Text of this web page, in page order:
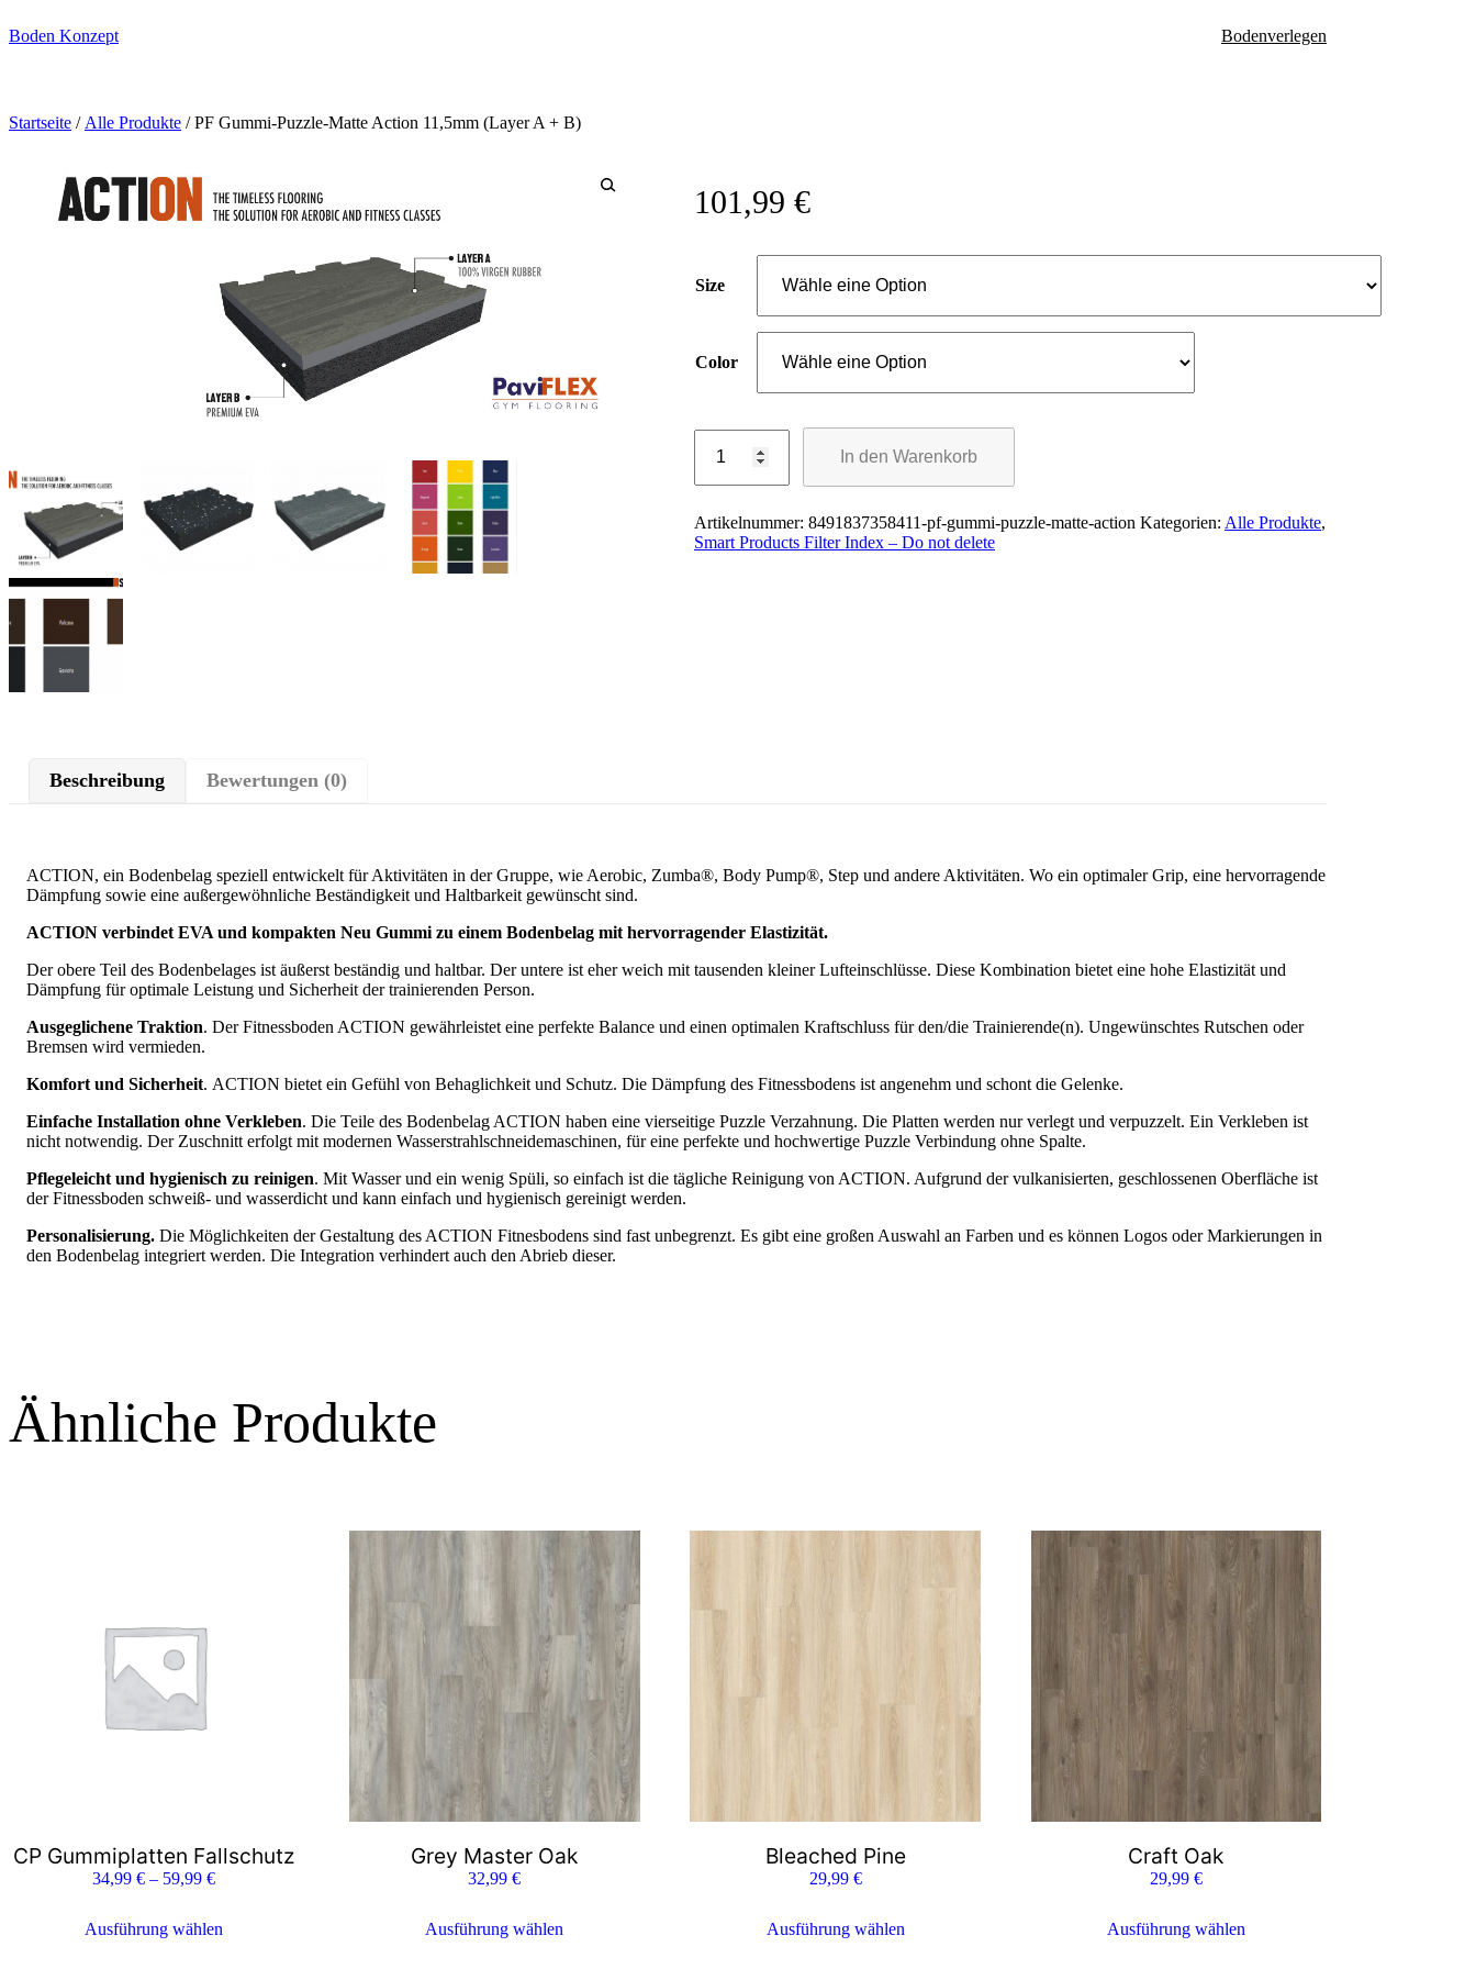
Boden Konzept Bodenverlegen
Startseite /Alle Produkte / PF Gummi-Puzzle-Matte Action 11,5mm (Layer A + B)
101,99 €
Size
Color
In den Warenkorb
Artikelnummer: 8491837358411-pf-gummi-puzzle-matte-action Kategorien: Alle Produkte,
Smart Products Filter Index – Do not delete
Beschreibung Bewertungen (0)
ACTION, ein Bodenbelag speziell entwickelt für Aktivitäten in der Gruppe, wie Aerobic, Zumba®, Body Pump®, Step und andere Aktivitäten. Wo ein optimaler Grip, eine hervorragende
Dämpfung sowie eine außergewöhnliche Beständigkeit und Haltbarkeit gewünscht sind.
ACTION verbindet EVA und kompakten Neu Gummi zu einem Bodenbelag mit hervorragender Elastizität.
Der obere Teil des Bodenbelages ist äußerst beständig und haltbar. Der untere ist eher weich mit tausenden kleiner Lufteinschlüsse. Diese Kombination bietet eine hohe Elastizität und
Dämpfung für optimale Leistung und Sicherheit der trainierenden Person.
Ausgeglichene Traktion. Der Fitnessboden ACTION gewährleistet eine perfekte Balance und einen optimalen Kraftschluss für den/die Trainierende(n). Ungewünschtes Rutschen oder
Bremsen wird vermieden.
Komfort und Sicherheit. ACTION bietet ein Gefühl von Behaglichkeit und Schutz. Die Dämpfung des Fitnessbodens ist angenehm und schont die Gelenke.
Einfache Installation ohne Verkleben. Die Teile des Bodenbelag ACTION haben eine vierseitige Puzzle Verzahnung. Die Platten werden nur verlegt und verpuzzelt. Ein Verkleben ist
nicht notwendig. Der Zuschnitt erfolgt mit modernen Wasserstrahlschneidemaschinen, für eine perfekte und hochwertige Puzzle Verbindung ohne Spalte.
Pflegeleicht und hygienisch zu reinigen. Mit Wasser und ein wenig Spüli, so einfach ist die tägliche Reinigung von ACTION. Aufgrund der vulkanisierten, geschlossenen Oberfläche ist
der Fitnessboden schweiß- und wasserdicht und kann einfach und hygienisch gereinigt werden.
Personalisierung. Die Möglichkeiten der Gestaltung des ACTION Fitnesbodens sind fast unbegrenzt. Es gibt eine großen Auswahl an Farben und es können Logos oder Markierungen in
den Bodenbelag integriert werden. Die Integration verhindert auch den Abrieb dieser.
Ähnliche Produkte
CP Gummiplatten Fallschutz
34,99€ – 59,99€
Ausführung wählen
Grey Master Oak
32,99€
Ausführung wählen
Bleached Pine
29,99 €
Ausführung wählen
Craft Oak
29,99 €
Ausführung wählen